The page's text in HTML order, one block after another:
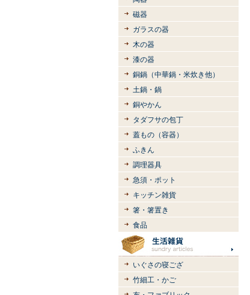
磁器
ガラスの器
木の器
漆の器
銅鍋（中華鍋・米炊き他）
土鍋・鍋
銅やかん
タダフサの包丁
蓋もの（容器）
ふきん
調理器具
急須・ポット
キッチン雑貨
箸・箸置き
食品
いぐさの寝ござ
竹細工・かご